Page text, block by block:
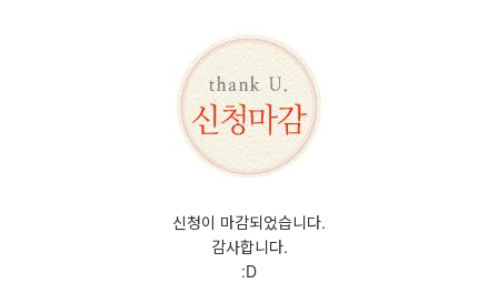
신청이 마감되었습니다.
감사합니다.
:D